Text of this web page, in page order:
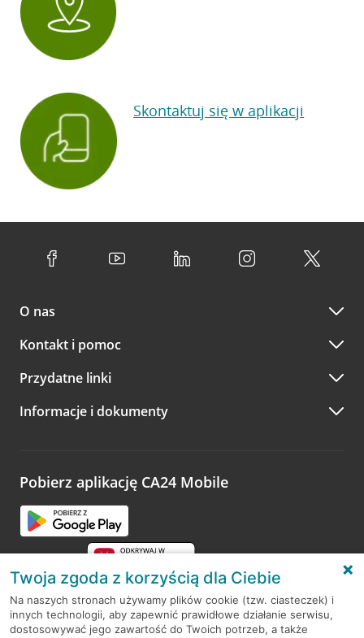
Skontaktuj się w aplikacji
O nas
Kontakt i pomoc
Przydatne linki
Informacje i dokumenty
Pobierz aplikację CA24 Mobile
RODO
Twoja zgoda z korzyścią dla Ciebie
Na naszych stronach używamy plików cookie (tzw. ciasteczek) i
innych technologii, aby zapewnić prawidłowe działanie serwisu,
dostosowywać jego zawartość do Twoich potrzeb, a także